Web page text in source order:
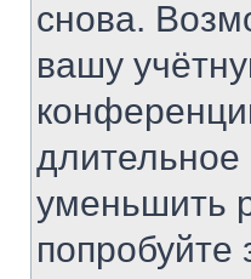
снова.
вашу
уменьшить
попробуйте